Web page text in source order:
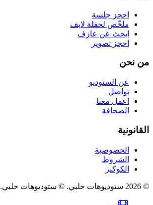
احجز جلسة
ملخّص لحفلة لايف
ابحث عن عازف
احجز تصوير
من نحن
عن الستوديو
تواصل
اعمل معنا
الصحافة
القانونية
الخصوصية
الشروط
الكوكيز
©
2026 ستوديوهات حلبي. © ستوديوهات حلبي.